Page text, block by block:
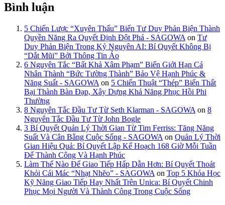
Bình luận
5 Chiến Lược “Xuyên Thấu” Biến Tư Duy Phản Biện Thành
Quyền Năng Ra Quyết Định Đột Phá - SAGOWA on Tư
Duy Phản Biện Trong Kỷ Nguyên AI: Bí Quyết Không Bị
“Dắt Mũi” Bởi Thông Tin Ảo
6 Nguyên Tắc “Bất Khả Xâm Phạm” Biến Giới Hạn Cá
Nhân Thành “Bức Tường Thành” Bảo Vệ Hạnh Phúc &
Năng Suất - SAGOWA on 5 Chiến Thuật “Thép” Biến Thất
Bại Thành Bàn Đạp, Xây Dựng Khả Năng Phục Hồi Phi
Thường
8 Nguyên Tắc Đầu Tư Từ Seth Klarman - SAGOWA on 8
Nguyên Tắc Đầu Tư Từ John Bogle
3 Bí Quyết Quản Lý Thời Gian Từ Tim Ferriss: Tăng Năng
Suất Và Cân Bằng Cuộc Sống - SAGOWA on Quản Lý Thời
Gian Hiệu Quả: Bí Quyết Lập Kế Hoạch 168 Giờ Mỗi Tuần
Để Thành Công Và Hạnh Phúc
Làm Thế Nào Để Giao Tiếp Hấp Dẫn Hơn: Bí Quyết Thoát
Khỏi Cái Mác “Nhạt Nhẽo” - SAGOWA on Top 5 Khóa Học
Kỹ Năng Giao Tiếp Hay Nhất Trên Unica: Bí Quyết Chinh
Phục Mọi Người Và Thành Công Trong Cuộc Sống